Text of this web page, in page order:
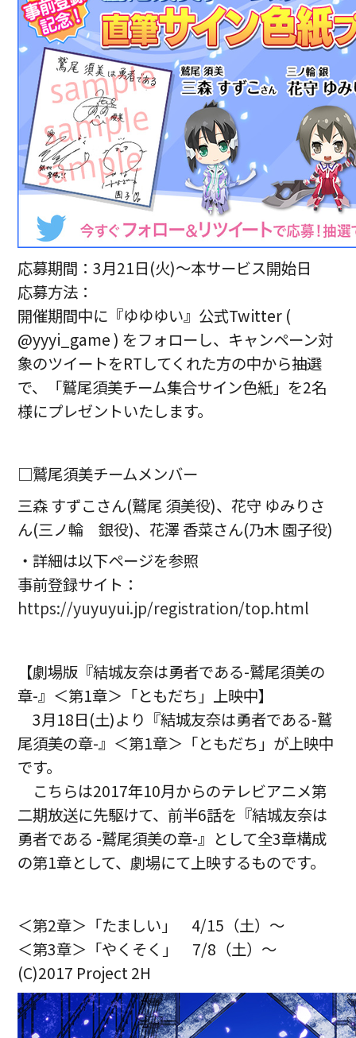
応募期間：3月21日(火)～本サービス開始日
応募方法：
開催期間中に『ゆゆゆい』公式Twitter (
@yyyi_game ) をフォローし、キャンペーン対
象のツイートをRTしてくれた方の中から抽選
で、「鷲尾須美チーム集合サイン色紙」を2名
様にプレゼントいたします。
□鷲尾須美チームメンバー
三森 すずこさん(鷲尾 須美役)、花守 ゆみりさ
ん(三ノ輪 銀役)、花澤 香菜さん(乃木 園子役)
・詳細は以下ページを参照
事前登録サイト：
https://yuyuyui.jp/registration/top.html
【劇場版『結城友奈は勇者である-鷲尾須美の
章-』＜第1章＞「ともだち」上映中】
3月18日(土)より『結城友奈は勇者である-鷲
尾須美の章-』＜第1章＞「ともだち」が上映中
です。
こちらは2017年10月からのテレビアニメ第
二期放送に先駆けて、前半6話を『結城友奈は
勇者である -鷲尾須美の章-』として全3章構成
の第1章として、劇場にて上映するものです。
＜第2章＞「たましい」 4/15（土）～
＜第3章＞「やくそく」 7/8（土）～
(C)2017 Project 2H